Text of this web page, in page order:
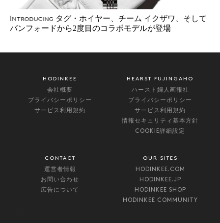
Introducing タグ・ホイヤー、チーム イクザワ、そして
バンフォードから2度目のコラボモデルが登場
HODINKEE
会社概要
プライバシーポリシー
サービス利用規約
HEARST FUJINGAHO
ハースト婦人画報社
プライバシーポリシー
サービス利用規約
情報セキュリティ基本方針
COOKIE詳細設定
CONTACT
運営者情報
お問い合わせ
広告について
OUR SITES
HODINKEE.COM
HODINKEE.JP
HODINKEE SHOP
HODINKEE COMMUNITY